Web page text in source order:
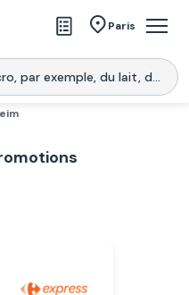
Paris
l'application